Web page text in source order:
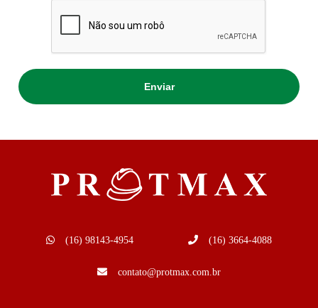
(16) 98143-4954 (16) 3664-4088
contato@protmax.com.br